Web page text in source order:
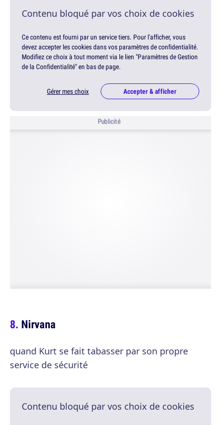
Contenu bloqué par vos choix de cookies
Ce contenu est fourni par un service tiers. Pour l'afficher, vous
devez accepter les cookies dans vos paramètres de confidentialité.
Modifiez ce choix à tout moment via le lien "Paramètres de Gestion
de la Confidentialité" en bas de page.
Gérer mes choix Accepter & afficher
Publicité
Nirvana
quand Kurt se fait tabasser par son propre
service de sécurité
Contenu bloqué par vos choix de cookies